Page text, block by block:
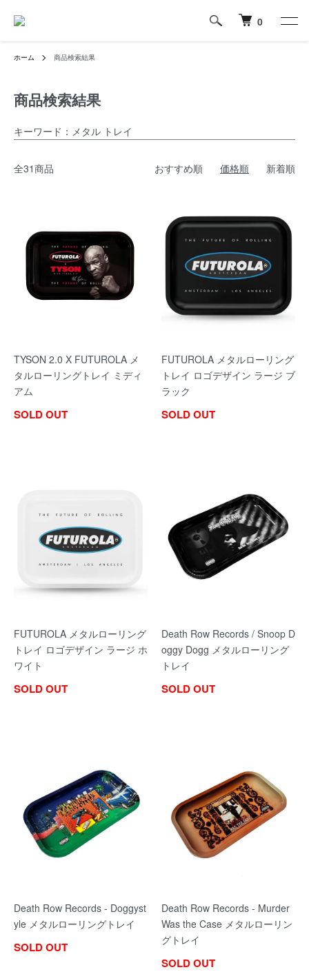
0
ホーム 商品検索結果
商品検索結果
キーワード：メタル トレイ
全31商品 おすすめ順 価格順 新着順
TYSON 2.0 X FUTUROLA メ
タルローリングトレイ ミディ
アム
SOLD OUT
FUTUROLA メタルローリング
トレイ ロゴデザイン ラージ ブ
ラック
SOLD OUT
FUTUROLA メタルローリング
トレイ ロゴデザイン ラージ ホ
ワイト
SOLD OUT
Death Row Records / Snoop D
oggy Dogg メタルローリング
トレイ
SOLD OUT
Death Row Records - Doggyst
yle メタルローリングトレイ
SOLD OUT
Death Row Records - Murder
Was the Case メタルローリン
グトレイ
SOLD OUT